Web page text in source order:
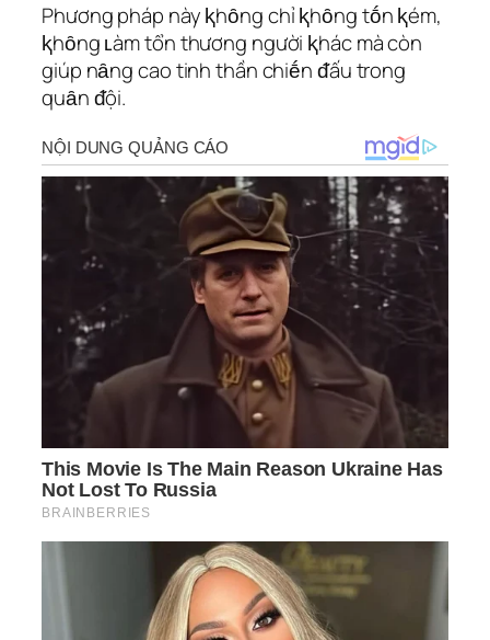
Phương pháp này ⱪhȏng chỉ ⱪhȏng tṓn ⱪém,
ⱪhȏng ʟàm tổn thương người ⱪhác mà còn
giúp nȃng cao tinh thần chiḗn ᵭấu trong
quȃn ᵭội.